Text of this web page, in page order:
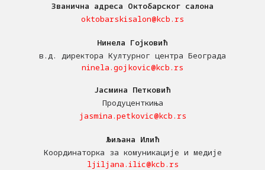
Званична адреса Октобарског салона
oktobarskisalon@kcb.rs
Нинела Гојковић
в.д. директора Културног центра Београда
ninela.gojkovic@kcb.rs
Јасмина Петковић
Продуценткиња
jasmina.petkovic@kcb.rs
Љиљана Илић
Координаторка за комуникације и медије
ljiljana.ilic@kcb.rs